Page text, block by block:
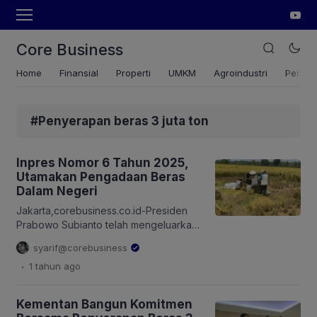
Core Business
Home Finansial Properti UMKM Agroindustri
#Penyerapan beras 3 juta ton
Inpres Nomor 6 Tahun 2025,
Utamakan Pengadaan Beras
Dalam Negeri
Jakarta,corebusiness.co.id-Presiden
Prabowo Subianto telah mengeluarkan
Instruksi Presiden (Inpres) Nomor 6
Tahun 2025 tentang Pengadaan dan
Pengelolaan Gabah/Beras Dalam
Pangan Nasional (Bapanas), Arief
syarif@corebusiness
. 1 tahun ago
Kementan Bangun Komitmen